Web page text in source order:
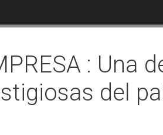
: Una
del